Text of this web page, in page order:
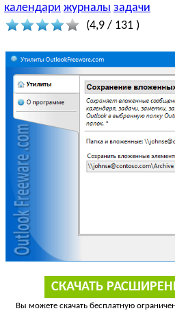
календари журналы задачи
(4,9 / 131 )
СКАЧАТЬ
Вы можете скачать бесплатную